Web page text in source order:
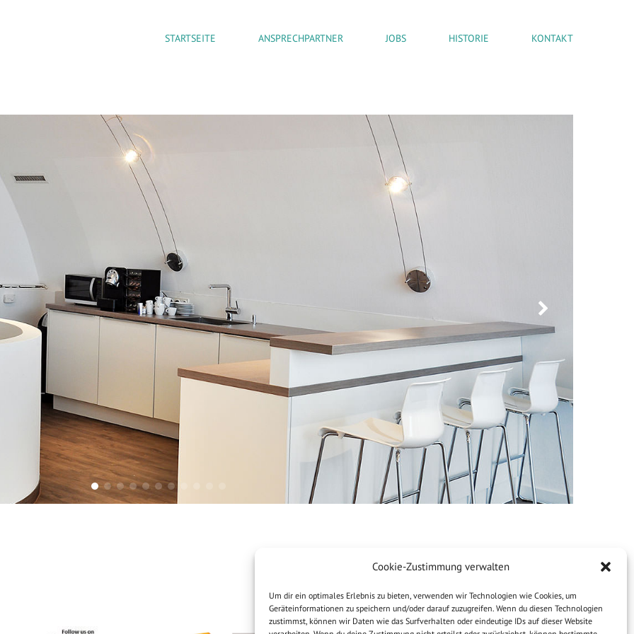
Cookie-Zustimmung verwalten
Um dir ein optimales Erlebnis zu bieten, verwenden wir Technologien wie Cookies, um
Geräteinformationen zu speichern und/oder darauf zuzugreifen. Wenn du diesen Technologien
zustimmst, können wir Daten wie das Surfverhalten oder eindeutige IDs auf dieser Website
STARTSEITE ANSPRECHPARTNER JOBS HISTORIE KONTAKT